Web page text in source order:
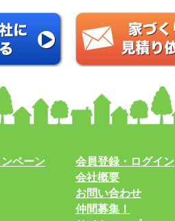
ペーン
会員登録・ログイン
会社概要
お問い合わせ
仲間募集！